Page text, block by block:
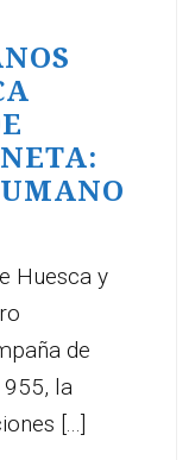
Huesca y
de
la
[...]